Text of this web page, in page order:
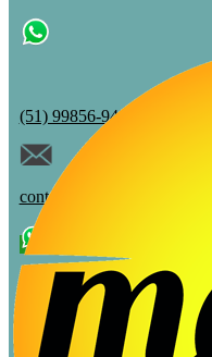
(51) 99856-9483
contato@meetgarden.com.br